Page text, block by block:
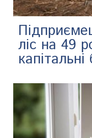
ліс на 49